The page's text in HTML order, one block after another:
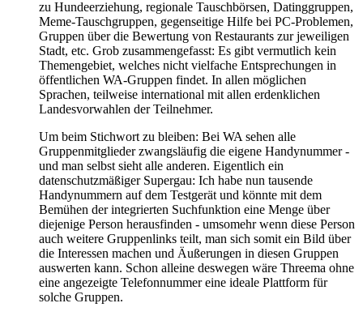
zu Hundeerziehung, regionale Tauschbörsen, Datinggruppen,
Meme-Tauschgruppen, gegenseitige Hilfe bei PC-Problemen,
Gruppen über die Bewertung von Restaurants zur jeweiligen
Stadt, etc. Grob zusammengefasst: Es gibt vermutlich kein
Themengebiet, welches nicht vielfache Entsprechungen in
öffentlichen WA-Gruppen findet. In allen möglichen
Sprachen, teilweise international mit allen erdenklichen
Landesvorwahlen der Teilnehmer.
Um beim Stichwort zu bleiben: Bei WA sehen alle
Gruppenmitglieder zwangsläufig die eigene Handynummer -
und man selbst sieht alle anderen. Eigentlich ein
datenschutzmäßiger Supergau: Ich habe nun tausende
Handynummern auf dem Testgerät und könnte mit dem
Bemühen der integrierten Suchfunktion eine Menge über
diejenige Person herausfinden - umsomehr wenn diese Person
auch weitere Gruppenlinks teilt, man sich somit ein Bild über
die Interessen machen und Äußerungen in diesen Gruppen
auswerten kann. Schon alleine deswegen wäre Threema ohne
eine angezeigte Telefonnummer eine ideale Plattform für
solche Gruppen.